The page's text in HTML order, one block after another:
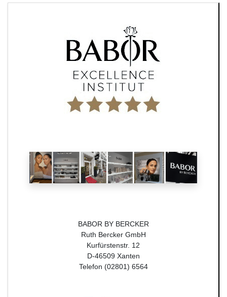
BABOR BY BERCKER
Ruth Bercker GmbH
Kurfürstenstr. 12
D-46509 Xanten
Telefon (02801) 6564